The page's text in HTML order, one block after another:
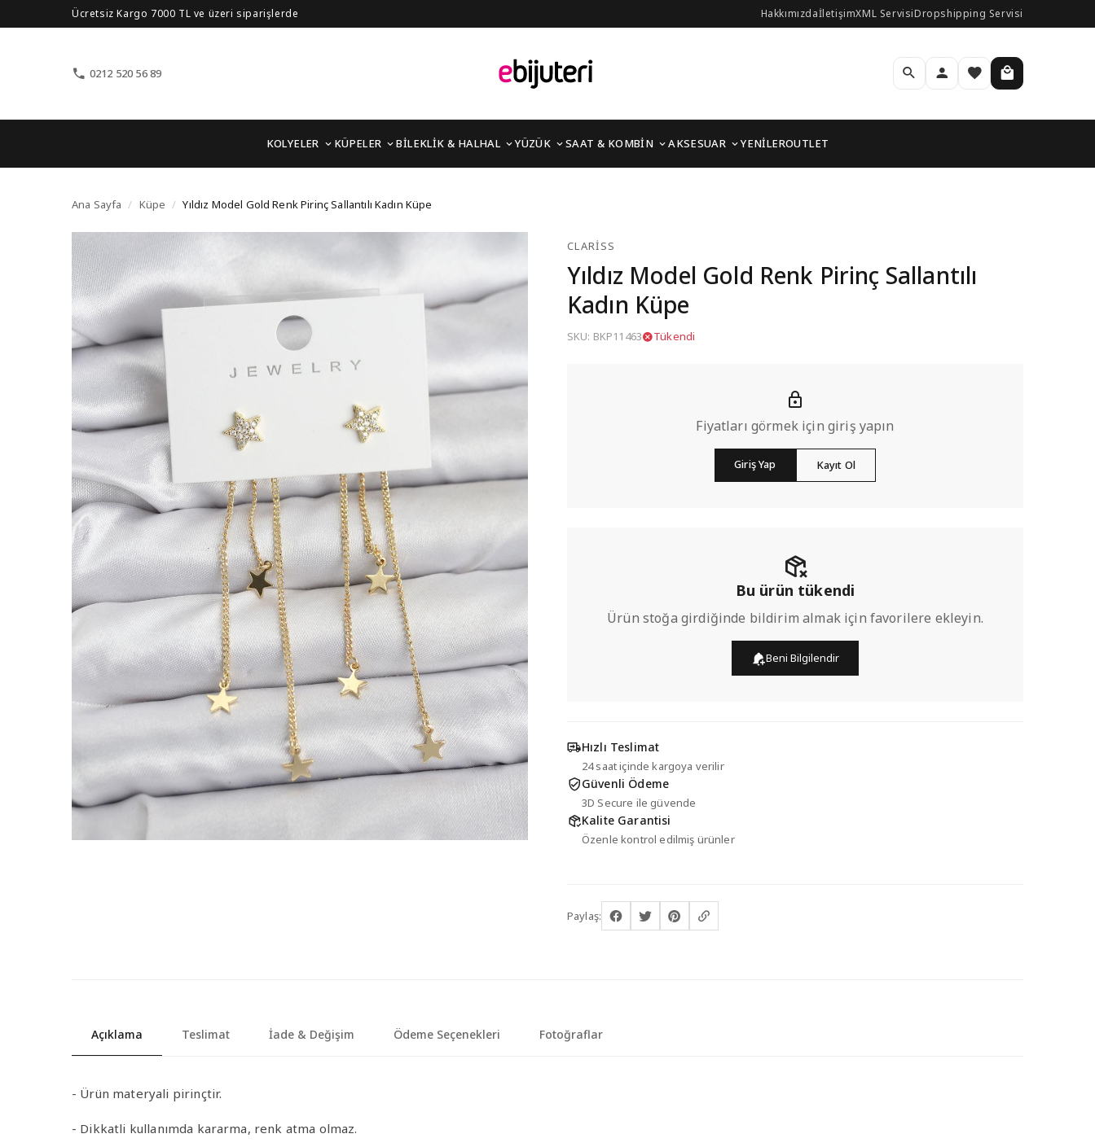
Ücretsiz Kargo 7000 TL ve üzeri siparişlerde HakkımızdaİletişimXML ServisiDropshipping Servisi
0212 520 56 89
KOLYELER KÜPELER BİLEKLİK & HALHAL YÜZÜK SAAT & KOMBİN AKSESUAR YENİLEROUTLET
Yıldız Model Gold Renk Pirinç Sallantılı Kadın Küpe
Ana Sayfa / Küpe / Yıldız Model Gold Renk Pirinç Sallantılı Kadın Küpe
CLARISS
Yıldız Model Gold Renk Pirinç Sallantılı
Kadın Küpe
SKU: BKP11463 Tükendi
Fiyatları görmek için giriş yapın
Giriş Yap Kayıt Ol
Bu ürün tükendi
Ürün stoğa girdiğinde bildirim almak için favorilere ekleyin.
Beni Bilgilendir
Hızlı Teslimat
24 saat içinde kargoya verilir
Güvenli Ödeme
3D Secure ile güvende
Kalite Garantisi
Özenle kontrol edilmiş ürünler
Paylaş:
Açıklama Teslimat İade & Değişim Ödeme Seçenekleri Fotoğraflar
- Ürün materyali pirinçtir.
- Dikkatli kullanımda kararma, renk atma olmaz.